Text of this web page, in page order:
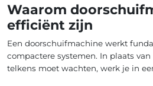
Waarom
efficiënt zijn
Een doorschuifmachine werkt
compactere systemen. In plaats
telkens moet wachten, werk je in